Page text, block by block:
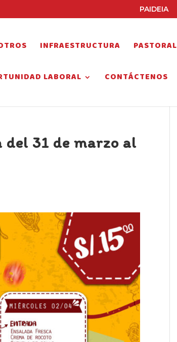
PAIDEIA
INFRAESTRUCTURA PASTORAL
LABORAL CONTÁCTENOS
del 31 de marzo al